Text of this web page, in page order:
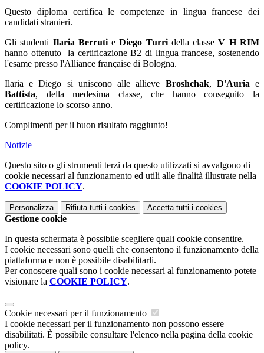
Questo diploma certifica le competenze in lingua francese dei
candidati stranieri.
Gli studenti Ilaria BerrutieDiego Turri della classeV H RIM
hanno ottenuto la certificazione B2 di lingua francese, sostenendo
l'esame presso l'Alliance française di Bologna.
Ilaria e Diego si uniscono alle allieve Broshchak, D'Auria e
Battista, della medesima classe, che hanno conseguito la
certificazione lo scorso anno.
Complimenti per il buon risultato raggiunto!
Notizie
Questo sito o gli strumenti terzi da questo utilizzati si avvalgono di
cookie necessari al funzionamento ed utili alle finalità illustrate nella
COOKIE POLICY.
Personalizza Rifiuta tutti i cookies Accetta tutti i cookies
Gestione cookie
In questa schermata è possibile scegliere quali cookie consentire.
I cookie necessari sono quelli che consentono il funzionamento della
piattaforma e non è possibile disabilitarli.
Per conoscere quali sono i cookie necessari al funzionamento potete
visionare la COOKIE POLICY.
Cookie necessari per il funzionamento
I cookie necessari per il funzionamento non possono essere
disabilitati. È possibile consultare l'elenco nella pagina della cookie
policy.